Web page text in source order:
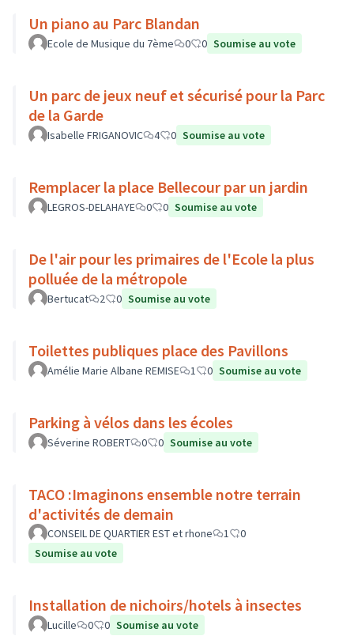
Un piano au Parc Blandan
Ecole de Musique du 7ème 0 0 Soumise au vote
Un parc de jeux neuf et sécurisé pour la Parc
de la Garde
Isabelle FRIGANOVIC 4 0 Soumise au vote
Remplacer la place Bellecour par un jardin
LEGROS-DELAHAYE 0 0 Soumise au vote
De l'air pour les primaires de l'Ecole la plus
polluée de la métropole
Bertucat 2 0 Soumise au vote
Toilettes publiques place des Pavillons
Amélie Marie Albane REMISE 1 0 Soumise au vote
Parking à vélos dans les écoles
Séverine ROBERT 0 0 Soumise au vote
TACO :Imaginons ensemble notre terrain
d'activités de demain
CONSEIL DE QUARTIER EST et rhone 1
0
Soumise au vote
Installation de nichoirs/hotels à insectes
Lucille 0 0 Soumise au vote